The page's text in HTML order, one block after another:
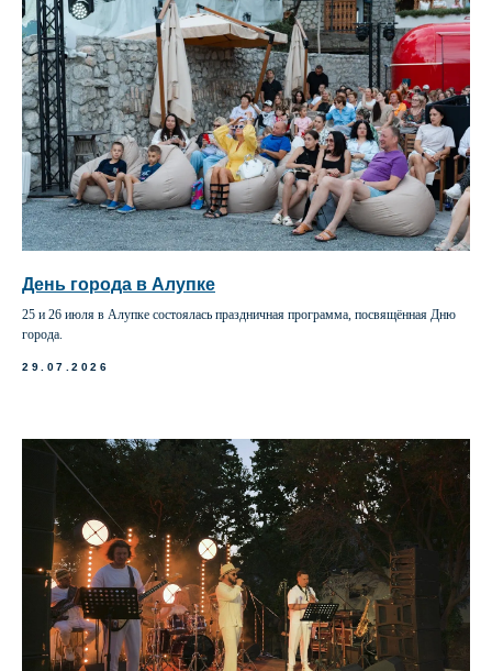
День города в Алупке
25 и 26 июля в Алупке состоялась праздничная программа, посвящённая Дню
города.
29.07.2026